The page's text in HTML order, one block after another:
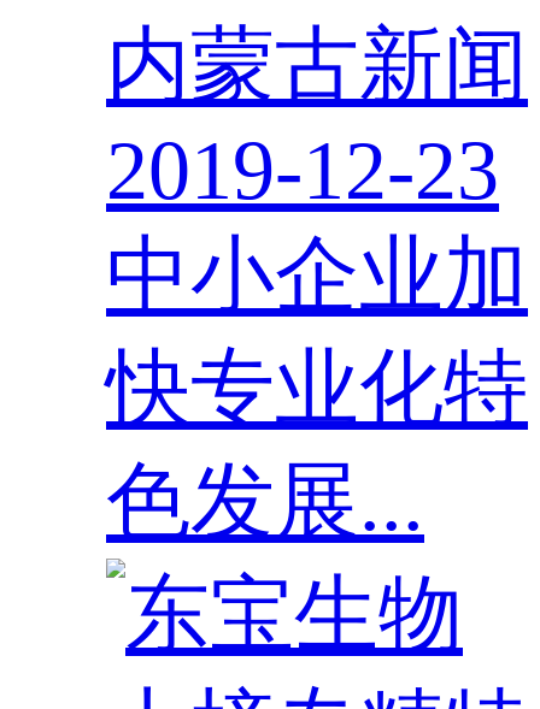
内蒙古新闻
2019-12-23
中小企业加
快专业化特
色发展...